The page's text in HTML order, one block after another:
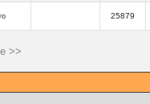
25879
>>